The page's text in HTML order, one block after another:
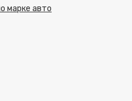
марке авто